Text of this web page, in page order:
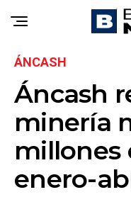
ÁNCASH
Áncash
minería
millones
enero-